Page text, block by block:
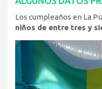
Los cumpleaños en La
niños de entre tres y